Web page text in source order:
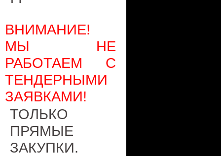
ВНИМАНИЕ!
МЫ НЕ
РАБОТАЕМ С
ТЕНДЕРНЫМИ
ЗАЯВКАМИ!
ТОЛЬКО
ПРЯМЫЕ
ЗАКУПКИ.